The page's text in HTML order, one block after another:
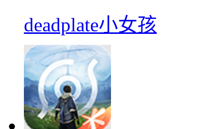
deadplate小女孩